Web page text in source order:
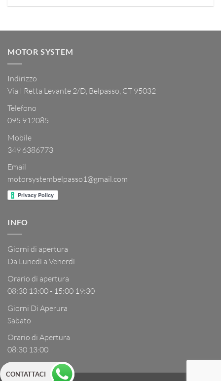
MOTOR SYSTEM
Indirizzo
Via I Retta Levante 2/D, Belpasso, CT 95032
Telefono
095 912085
Mobile
349 6386773
Email
motorsystembelpasso1@gmail.com
INFO
Giorni di apertura
Da Lunedì a Venerdì
Orario di apertura
08:30 13:00 - 15:00 19:30
Giorni Di Aperura
Sabato
Orario di Apertura
08:30 13:00
CONTATTACI